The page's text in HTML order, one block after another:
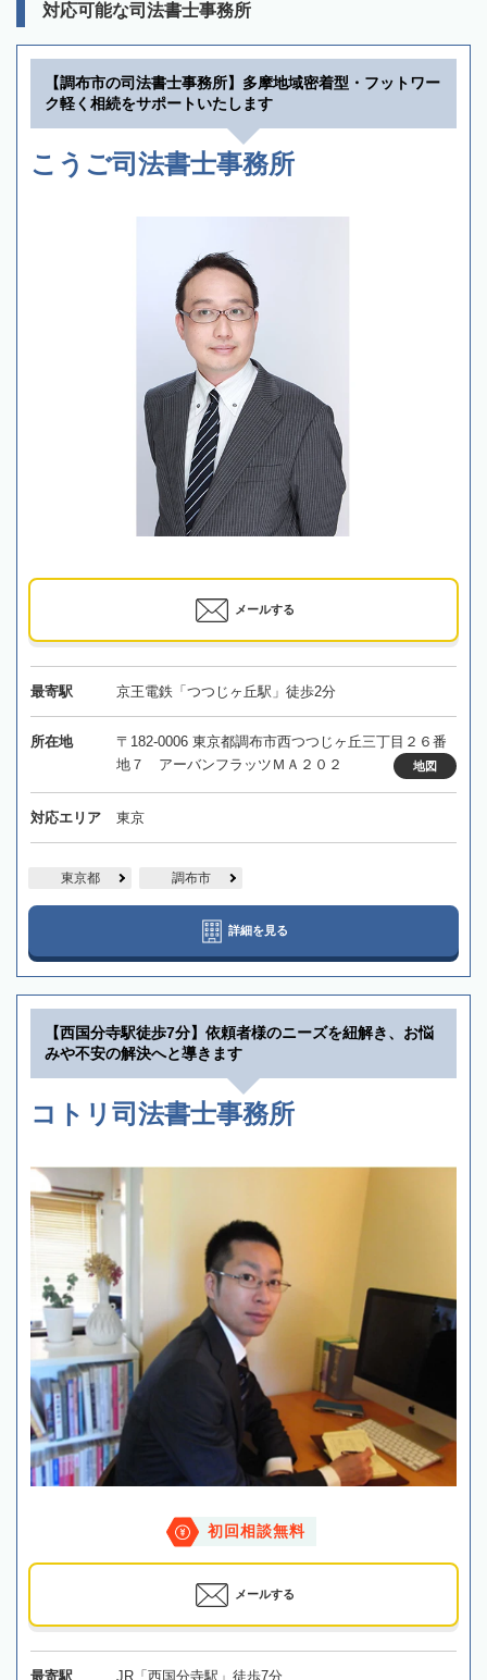
対応可能な司法書士事務所
【調布市の司法書士事務所】多摩地域密着型・フットワー
ク軽く相続をサポートいたします
こうご司法書士事務所
メールする
最寄駅 京王電鉄「つつじヶ丘駅」徒歩2分
所在地
〒182-0006 東京都調布市西つつじヶ丘三丁目２６番
地７ アーバンフラッツＭＡ２０２
地図
対応エリア 東京
東京都 調布市
詳細を見る
【西国分寺駅徒歩7分】依頼者様のニーズを紐解き、お悩
みや不安の解決へと導きます
コトリ司法書士事務所
初回相談無料
メールする
最寄駅 JR「西国分寺駅」徒歩7分